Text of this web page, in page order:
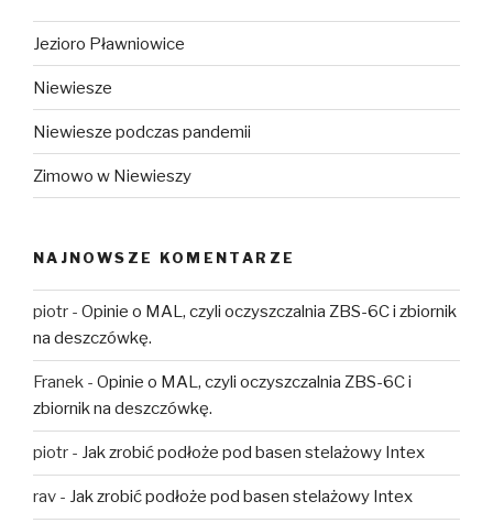
Jezioro Pławniowice
Niewiesze
Niewiesze podczas pandemii
Zimowo w Niewieszy
NAJNOWSZE KOMENTARZE
piotr - Opinie o MAL, czyli oczyszczalnia ZBS-6C i zbiornik
na deszczówkę.
Franek - Opinie o MAL, czyli oczyszczalnia ZBS-6C i
zbiornik na deszczówkę.
piotr - Jak zrobić podłoże pod basen stelażowy Intex
rav - Jak zrobić podłoże pod basen stelażowy Intex